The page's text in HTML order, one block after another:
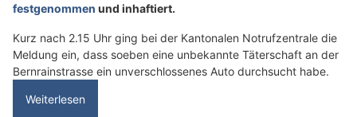
festgenommen und inhaftiert.
Kurz nach 2.15 Uhr ging bei der Kantonalen Notrufzentrale die
Meldung ein, dass soeben eine unbekannte Täterschaft an der
Bernrainstrasse ein unverschlossenes Auto durchsucht habe.
Weiterlesen